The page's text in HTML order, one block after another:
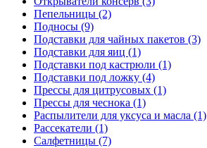
Пепельницы (2)
Подносы (9)
Подставки для чайных пакетов (3)
Подставки для яиц (1)
Подставки под кастрюли (1)
Подставки под ложку (4)
Прессы для цитрусовых (1)
Прессы для чеснока (1)
Распылители для уксуса и масла (1)
Рассекатели (1)
Салфетницы (7)